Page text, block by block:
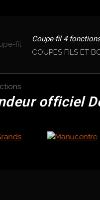
Coupe-fil 4
COUPES FILS ET
officiel